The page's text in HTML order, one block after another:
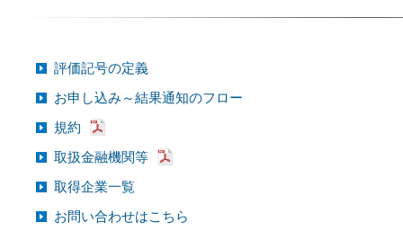
評価記号の定義
お申し込み～結果通知のフロー
規約
取扱金融機関等
取得企業一覧
お問い合わせはこちら